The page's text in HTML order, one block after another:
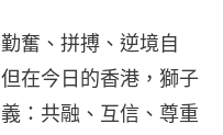
奮、拼搏、逆境自
在今日的香港，獅子
：共融、互信、尊重